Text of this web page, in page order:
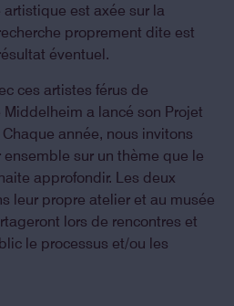
est axée sur la
proprement dite est
éventuel.
ces artistes férus de
a lancé son Projet
année, nous invitons
sur un thème que le
approfondir. Les deux
leur propre atelier et au musée
lors de rencontres et
le processus et/ou les